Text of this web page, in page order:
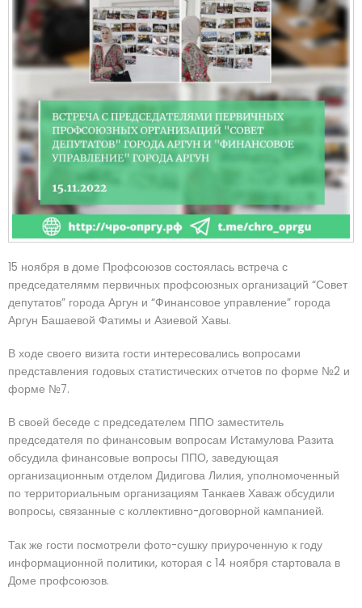
15 ноября в доме Профсоюзов состоялась встреча с
председателямм первичных профсоюзных организаций “Совет
депутатов” города Аргун и “Финансовое управление” города
Аргун Башаевой Фатимы и Азиевой Хавы.
В ходе своего визита гости интересовались вопросами
представления годовых статистических отчетов по форме №2 и
форме №7.
В своей беседе с председателем ППО заместитель
председателя по финансовым вопросам Истамулова Разита
обсудила финансовые вопросы ППО, заведующая
организационным отделом Дидигова Лилия, уполномоченный
по территориальным организациям Танкаев Хаваж обсудили
вопросы, связанные с коллективно-договорной кампанией.
Так же гости посмотрели фото-сушку приуроченную к году
информационной политики, которая с 14 ноября стартовала в
Доме профсоюзов.